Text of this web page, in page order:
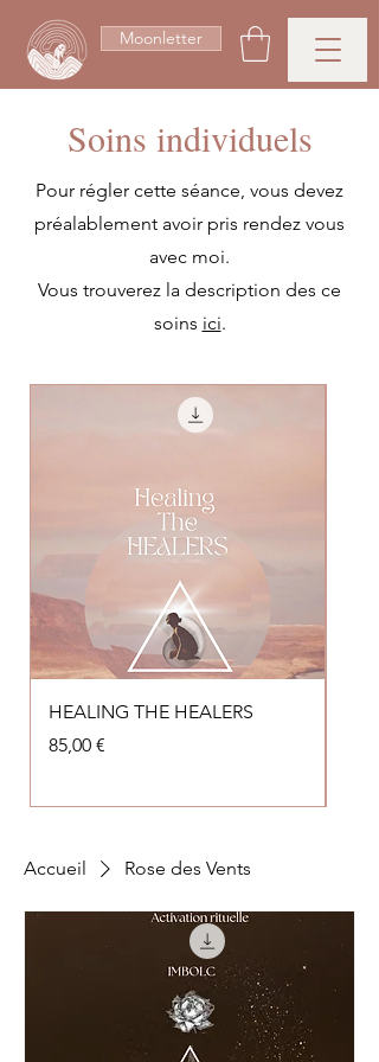
Moonletter
Soins individuels
Pour régler cette séance, vous devez
préalablement avoir pris rendez vous
avec moi.
Vous trouverez la description des ce
soins ici.
HEALING THE HEALERS
Prix
85,00 €
Accueil Rose des Vents